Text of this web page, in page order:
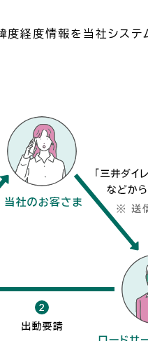
度経度情報を当社シス